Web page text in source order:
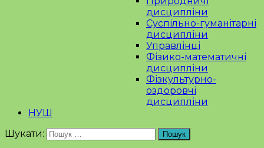
дисципліни
Суспільно-гуманітарні
дисципліни
Управлінці
Фізико-математичні
дисципліни
Фізкультурно-
оздоровчі
дисципліни
НУШ
Шукати:
Пошук